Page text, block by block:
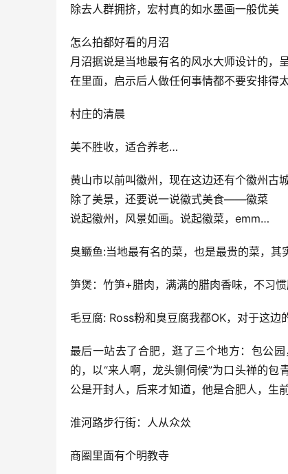
除去人群拥挤，宏村真的如水墨画一般优美
怎么拍都好看的月沼
月沼据说是当地最有名的风水大师设计的，
在里面，启示后人做任何事情都不要安排得
村庄的清晨
美不胜收，适合养老…
黄山市以前叫徽州，现在这边还有个徽州古
除了美景，还要说一说徽式美食——徽菜
说起徽州，风景如画。说起徽菜，emm…
臭鳜鱼:当地最有名的菜，也是最贵的菜，
笋煲：竹笋+腊肉，满满的腊肉香味，不习
毛豆腐: Ross粉和臭豆腐我都OK，对于这边
最后一站去了合肥，逛了三个地方：包公
的，以“来人啊，龙头铡伺候”为口头禅的
公是开封人，后来才知道，他是合肥人，生
淮河路步行街：人从众𠈌
商圈里面有个明教寺